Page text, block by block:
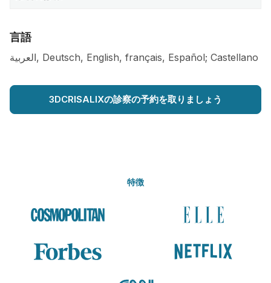
言語
العربية, Deutsch, English, français, Español; Castellano
3DCRISALIXの診察の予約を取りましょう
特徴